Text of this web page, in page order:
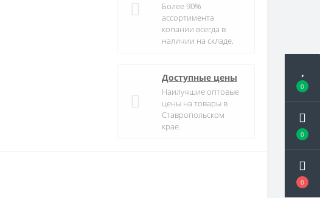
0
0
0
Более 90%
ассортимента
копании всегда в
наличии на складе.
Доступные цены
Наилучшие оптовые
цены на товары в
Ставропольском
крае.